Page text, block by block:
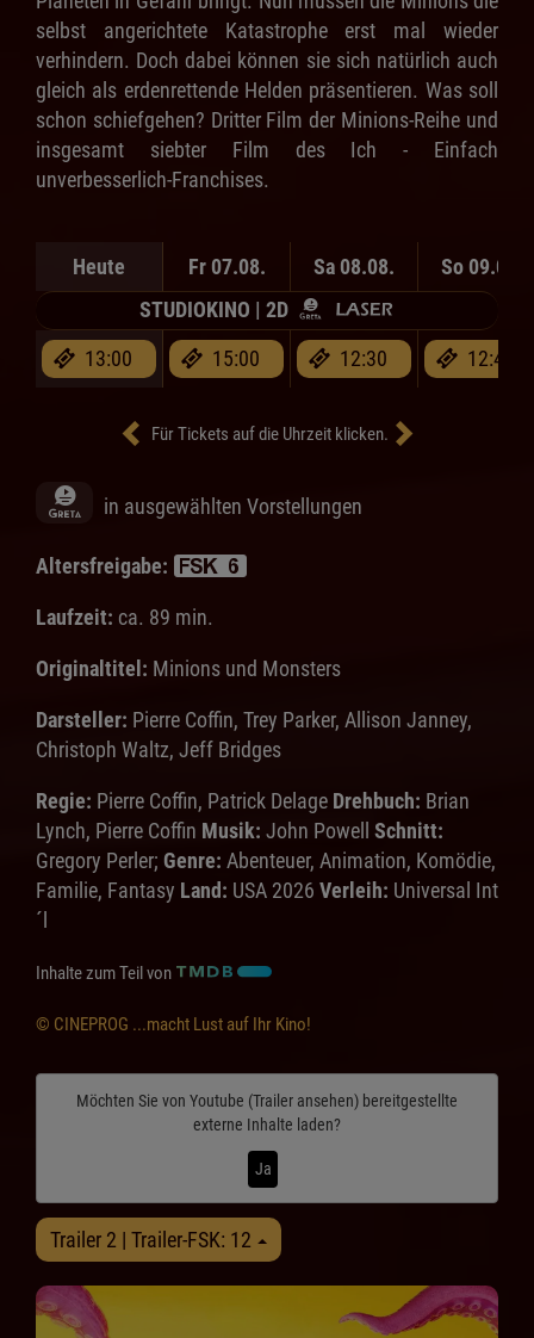
selbst angerichtete Katastrophe erst mal wieder
verhindern. Doch dabei können sie sich natürlich auch
gleich als erdenrettende Helden präsentieren. Was soll
schon schiefgehen? Dritter Film der Minions-Reihe und
insgesamt siebter Film des Ich - Einfach
unverbesserlich-Franchises.
Heute Fr 07.08. Sa 08.08. So 09.08.
13:00 15:00 12:30 12:45
STUDIOKINO | 2D
Für Tickets auf die Uhrzeit klicken.
in ausgewählten Vorstellungen
Altersfreigabe:
Laufzeit: ca. 89 min.
Originaltitel: Minions und Monsters
Darsteller: Pierre Coffin, Trey Parker, Allison Janney,
Christoph Waltz, Jeff Bridges
Regie: Pierre Coffin, Patrick Delage Drehbuch: Brian
Lynch, Pierre Coffin Musik: John Powell Schnitt:
Gregory Perler; Genre: Abenteuer, Animation, Komödie,
Familie, Fantasy Land: USA 2026 Verleih: Universal Int
´l
Inhalte zum Teil von
© CINEPROG ...macht Lust auf Ihr Kino!
Möchten Sie von Youtube (Trailer ansehen) bereitgestellte
externe Inhalte laden?
Ja
Trailer 2 | Trailer-FSK: 12